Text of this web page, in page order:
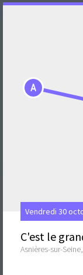
A
Vendredi 30
C'est le
Asnières-sur-